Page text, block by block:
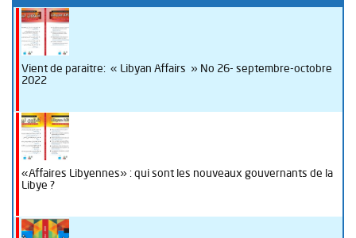
Vient de paraitre: « Libyan Affairs » No 26- septembre-octobre
2022
«Affaires Libyennes» : qui sont les nouveaux gouvernants de la
Libye ?